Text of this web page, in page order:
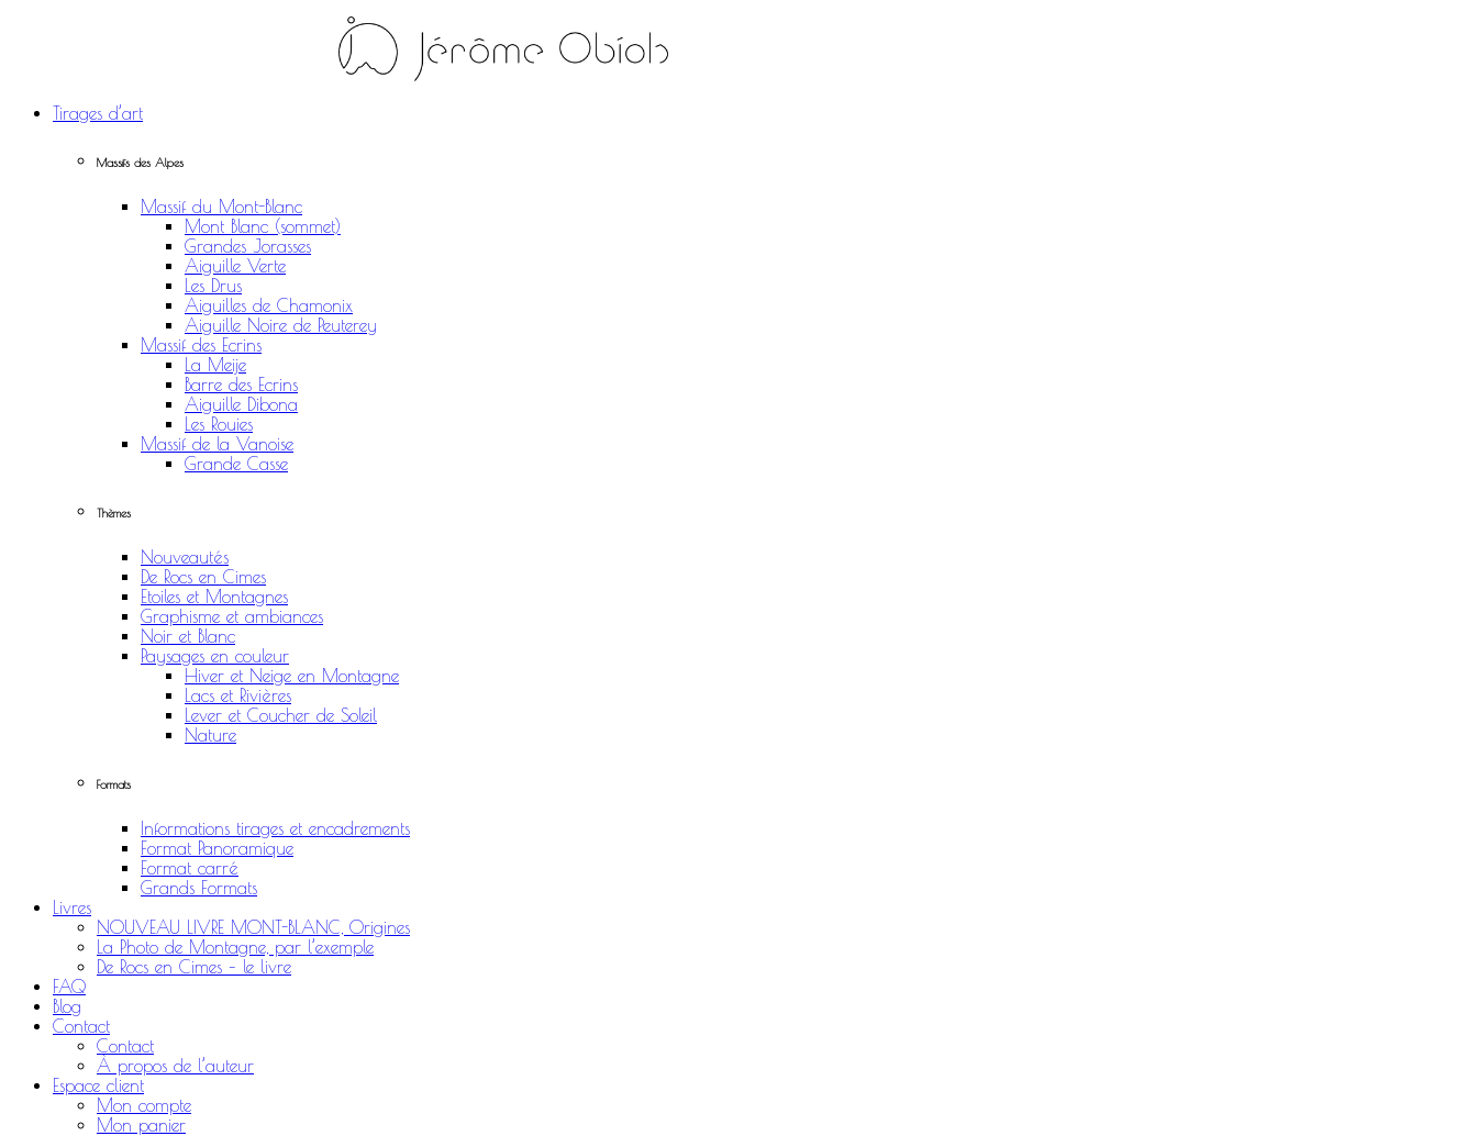
Tirages d’art
Massifs des Alpes
Massif du Mont-Blanc
Mont Blanc (sommet)
Grandes Jorasses
Aiguille Verte
Les Drus
Aiguilles de Chamonix
Aiguille Noire de Peuterey
Massif des Ecrins
La Meije
Barre des Ecrins
Aiguille Dibona
Les Rouies
Massif de la Vanoise
Grande Casse
Thèmes
Nouveautés
De Rocs en Cimes
Etoiles et Montagnes
Graphisme et ambiances
Noir et Blanc
Paysages en couleur
Hiver et Neige en Montagne
Lacs et Rivières
Lever et Coucher de Soleil
Nature
Formats
Informations tirages et encadrements
Format Panoramique
Format carré
Grands Formats
Livres
NOUVEAU LIVRE MONT-BLANC, Origines
La Photo de Montagne, par l’exemple
De Rocs en Cimes – le livre
FAQ
Blog
Contact
Contact
À propos de l’auteur
Espace client
Mon compte
Mon panier